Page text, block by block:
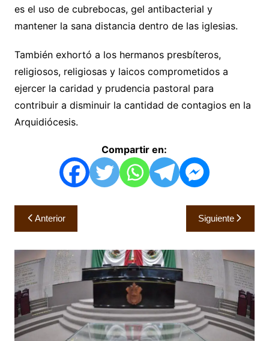
es el uso de cubrebocas, gel antibacterial y
mantener la sana distancia dentro de las iglesias.
También exhortó a los hermanos presbíteros,
religiosos, religiosas y laicos comprometidos a
ejercer la caridad y prudencia pastoral para
contribuir a disminuir la cantidad de contagios en la
Arquidiócesis.
Compartir en:
Navegación
de
entradas
Anterior Siguiente